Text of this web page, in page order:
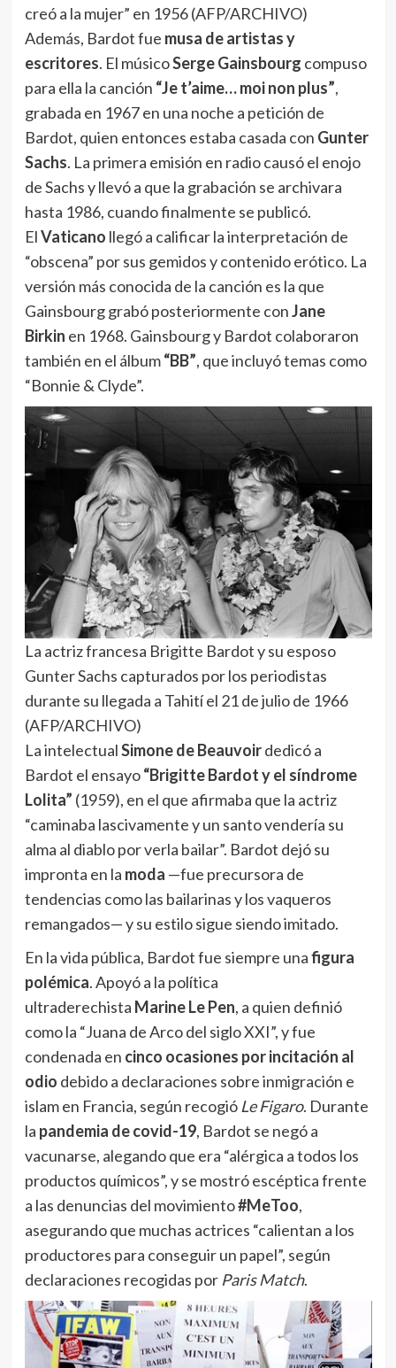
creó a la mujer” en 1956 (AFP/ARCHIVO)
Además, Bardot fue musa de artistas y
escritores. El músicoSerge Gainsbourg compuso
para ella la canción “Je t’aime… moi non plus”,
grabada en 1967 en una noche a petición de
Bardot, quien entonces estaba casada con Gunter
Sachs. La primera emisión en radio causó el enojo
de Sachs y llevó a que la grabación se archivara
hasta 1986, cuando finalmente se publicó.
ElVaticano llegó a calificar la interpretación de
“obscena” por sus gemidos y contenido erótico. La
versión más conocida de la canción es la que
Gainsbourg grabó posteriormente conJane
Birkin en 1968. Gainsbourg y Bardot colaboraron
también en el álbum“BB”, que incluyó temas como
“Bonnie & Clyde”.
La actriz francesa Brigitte Bardot y su esposo
Gunter Sachs capturados por los periodistas
durante su llegada a Tahití el 21 de julio de 1966
(AFP/ARCHIVO)
La intelectualSimone de Beauvoirdedicó a
Bardot el ensayo“Brigitte Bardot y el síndrome
Lolita” (1959), en el que afirmaba que la actriz
“caminaba lascivamente y un santo vendería su
alma al diablo por verla bailar”. Bardot dejó su
impronta en la moda —fue precursora de
tendencias como las bailarinas y los vaqueros
remangados— y su estilo sigue siendo imitado.
En la vida pública, Bardot fue siempre unafigura
polémica. Apoyó a la política
ultraderechista Marine Le Pen, a quien definió
como la “Juana de Arco del siglo XXI”, y fue
condenada en cinco ocasiones por incitación al
odio debido a declaraciones sobre inmigración e
islam en Francia, según recogió Le Figaro. Durante
la pandemia de covid-19, Bardot se negó a
vacunarse, alegando que era “alérgica a todos los
productos químicos”, y se mostró escéptica frente
a las denuncias del movimiento#MeToo,
asegurando que muchas actrices “calientan a los
productores para conseguir un papel”, según
declaraciones recogidas por Paris Match.